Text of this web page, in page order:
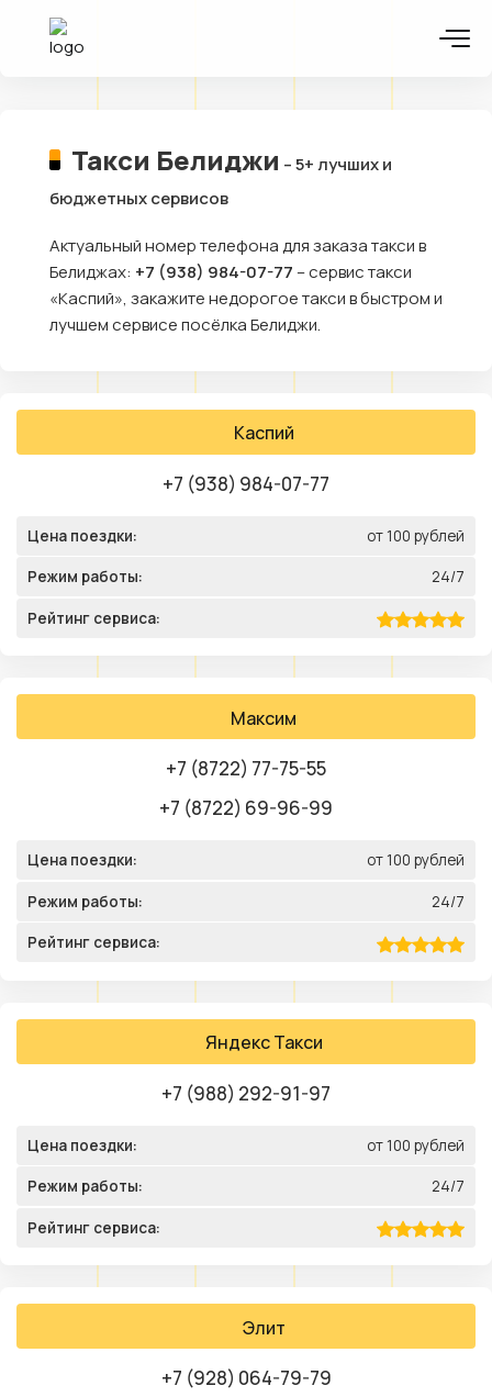
Такси Белиджи – 5+ лучших и
бюджетных сервисов
Актуальный номер телефона для заказа такси в
Белиджах: +7 (938) 984-07-77 – сервис такси
«Каспий», закажите недорогое такси в быстром и
лучшем сервисе посёлка Белиджи.
Каспий
+7 (938) 984-07-77
Цена поездки: от 100 рублей
Режим работы: 24/7
Рейтинг сервиса:
Максим
+7 (8722) 77-75-55
+7 (8722) 69-96-99
Цена поездки: от 100 рублей
Режим работы: 24/7
Рейтинг сервиса:
Яндекс Такси
+7 (988) 292-91-97
Цена поездки: от 100 рублей
Режим работы: 24/7
Рейтинг сервиса:
Элит
+7 (928) 064-79-79